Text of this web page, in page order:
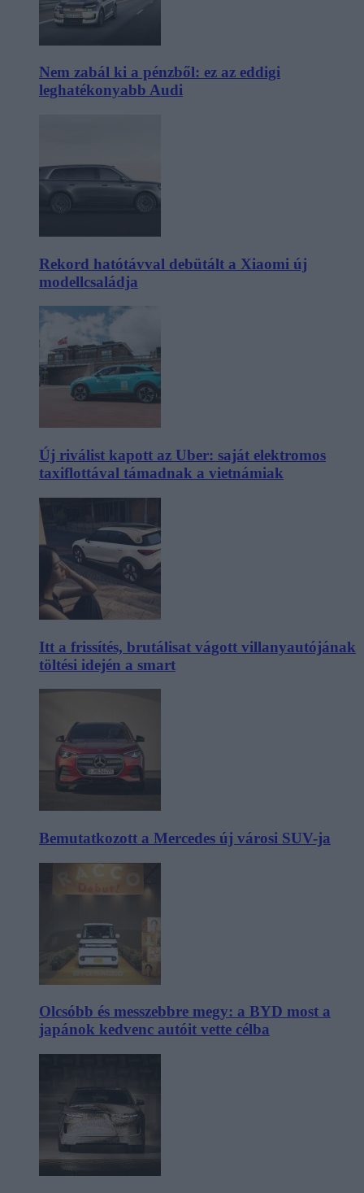
Nem zabál ki a pénzből: ez az eddigi
leghatékonyabb Audi
Rekord hatótávval debütált a Xiaomi új
modellcsaládja
Új riválist kapott az Uber: saját elektromos
taxiflottával támadnak a vietnámiak
Itt a frissítés, brutálisat vágott villanyautójának
töltési idején a smart
Bemutatkozott a Mercedes új városi SUV-ja
Olcsóbb és messzebbre megy: a BYD most a
japánok kedvenc autóit vette célba